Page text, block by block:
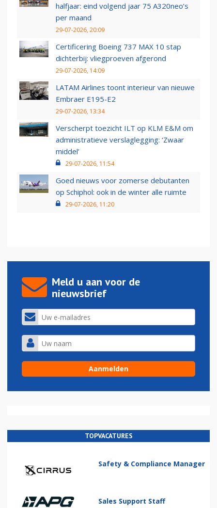
halfjaar: eind volgend jaar 75 A320neo’s
per maand
29-07-2026, 20:09
Certificering Boeing 737 MAX 10 stap
dichterbij: vliegproeven afgerond
29-07-2026, 14:09
LATAM Airlines toont interieur van nieuwe
Embraer E195-E2
29-07-2026, 13:34
Verscherpt toezicht ILT op KLM E&M om
administratieve verslaglegging: ‘Zwaar
middel’
29-07-2026, 11:54
Goed nieuws voor zomerse debutanten
op Schiphol: ook in de winter alle ruimte
29-07-2026, 11:20
Meld u aan voor de
nieuwsbrief
TOPVACATURES
Safety & Compliance Manager
Sales Support Staff